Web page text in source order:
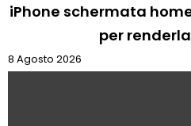
iPhone schermata
per
8 Agosto 2026